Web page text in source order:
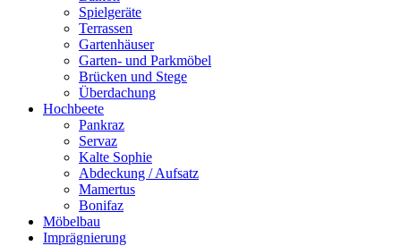
Spielgeräte
Terrassen
Gartenhäuser
Garten- und Parkmöbel
Brücken und Stege
Überdachung
Hochbeete
Pankraz
Servaz
Kalte Sophie
Abdeckung / Aufsatz
Mamertus
Bonifaz
Möbelbau
Imprägnierung